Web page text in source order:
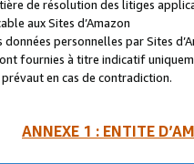
de résolution des litiges
aux Sites d’Amazon
personnelles par Sites
fournies à titre indicatif
en cas de contradiction.
ANNEXE 1 : ENTITE